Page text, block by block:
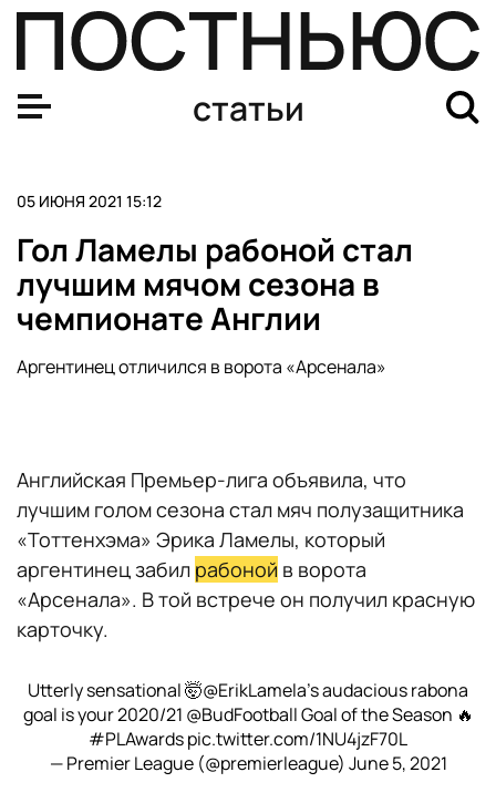
статьи
05 ИЮНЯ 2021 15:12
Гол Ламелы рабоной стал
лучшим мячом сезона в
чемпионате Англии
Аргентинец отличился в ворота «Арсенала»
Английская Премьер-лига объявила, что
лучшим голом сезона стал мяч полузащитника
«Тоттенхэма» Эрика Ламелы, который
аргентинец забил рабоной в ворота
«Арсенала». В той встрече он получил красную
карточку.
Utterly sensational 🤯@ErikLamela’s audacious rabona
goal is your 2020/21 @BudFootballGoal of the Season 🔥
#PLAwardspic.twitter.com/1NU4jzF70L
— Premier League (@premierleague) June 5, 2021
Финляндия обыграла Германию и стала вторым